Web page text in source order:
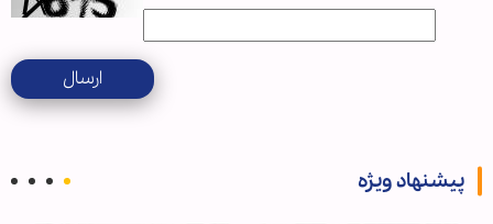
ارسال
پیشنهاد ویژه